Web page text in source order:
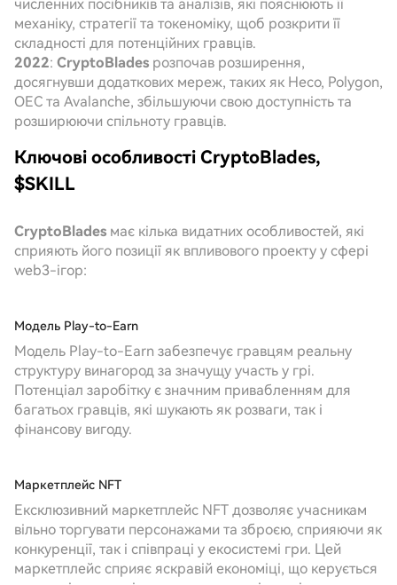
численних посібників та аналізів, які пояснюють її
механіку, стратегії та токеноміку, щоб розкрити її
складності для потенційних гравців.
2022: CryptoBlades розпочав розширення,
досягнувши додаткових мереж, таких як Heco, Polygon,
OEC та Avalanche, збільшуючи свою доступність та
розширюючи спільноту гравців.
Ключові особливості CryptoBlades,
$SKILL
CryptoBlades має кілька видатних особливостей, які
сприяють його позиції як впливового проекту у сфері
web3-ігор:
Модель Play-to-Earn
Модель Play-to-Earn забезпечує гравцям реальну
структуру винагород за значущу участь у грі.
Потенціал заробітку є значним привабленням для
багатьох гравців, які шукають як розваги, так і
фінансову вигоду.
Маркетплейс NFT
Ексклюзивний маркетплейс NFT дозволяє учасникам
вільно торгувати персонажами та зброєю, сприяючи як
конкуренції, так і співпраці у екосистемі гри. Цей
маркетплейс сприяє яскравій економіці, що керується